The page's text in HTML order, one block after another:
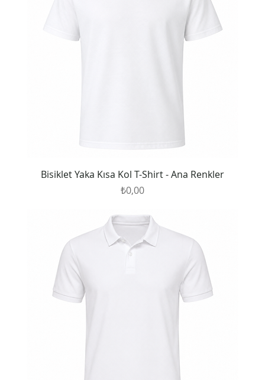
Bisiklet Yaka Kısa Kol T-Shirt - Ana Renkler
Fiyat
₺0,00